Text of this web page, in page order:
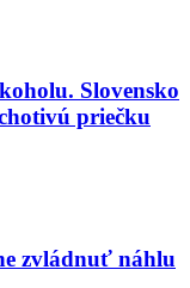
Slovensko
priečku
zvládnuť náhlu